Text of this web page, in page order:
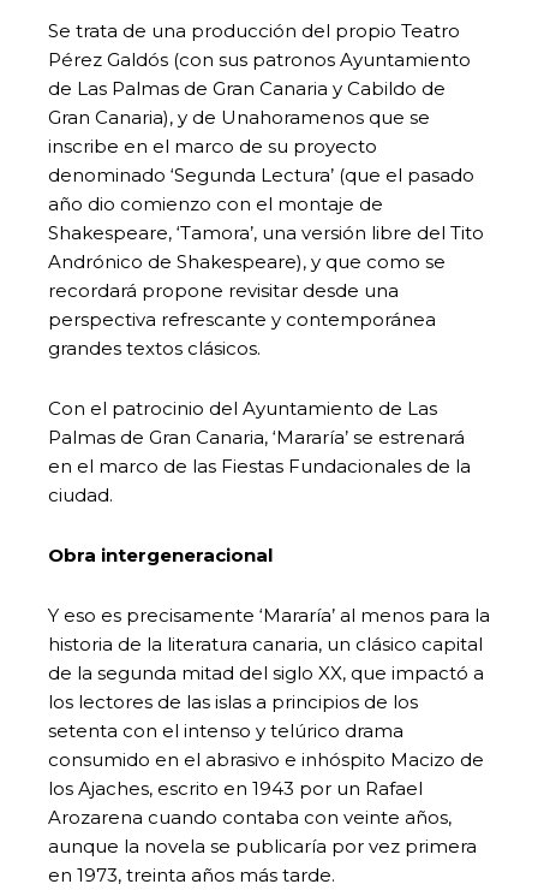
Se trata de una producción del propio Teatro
Pérez Galdós (con sus patronos Ayuntamiento
de Las Palmas de Gran Canaria y Cabildo de
Gran Canaria), y de Unahoramenos que se
inscribe en el marco de su proyecto
denominado ‘Segunda Lectura’ (que el pasado
año dio comienzo con el montaje de
Shakespeare, ‘Tamora’, una versión libre del Tito
Andrónico de Shakespeare), y que como se
recordará propone revisitar desde una
perspectiva refrescante y contemporánea
grandes textos clásicos.
Con el patrocinio del Ayuntamiento de Las
Palmas de Gran Canaria, ‘Mararía’ se estrenará
en el marco de las Fiestas Fundacionales de la
ciudad.
Obra intergeneracional
Y eso es precisamente ‘Mararía’ al menos para la
historia de la literatura canaria, un clásico capital
de la segunda mitad del siglo XX, que impactó a
los lectores de las islas a principios de los
setenta con el intenso y telúrico drama
consumido en el abrasivo e inhóspito Macizo de
los Ajaches, escrito en 1943 por un Rafael
Arozarena cuando contaba con veinte años,
aunque la novela se publicaría por vez primera
en 1973, treinta años más tarde.